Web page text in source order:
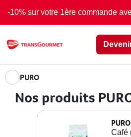
-10% sur votre 1ère commande
PURO
Nos produits
PURO
Café